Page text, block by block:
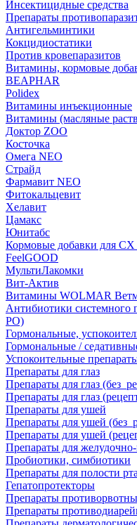
Инсектицидные средства
Препараты
Антигельминтики
Кокцидиостатики
Против кровепаразитов
Витамины, кормовые
BEAPHAR
Polidex
Витамины инъекционные
Витамины (масляные
Доктор ZOO
Косточка
Омега NEO
Страйд
Фармавит NEO
Фитокальцевит
Хелавит
Цамакс
Юнитабс
Кормовые добавки для
FeelGOOD
МультиЛакомки
Вит-Актив
Витамины WOLMAR
Антибиотики системного
РО)
Гормональные,
Гормональные /
Успокоительные
Препараты для глаз
Препараты для глаз
Препараты для глаз
Препараты для ушей
Препараты для ушей
Препараты для ушей
Препараты для
Пробиотики, симбиотики
Препараты для полости рта
Гепатопротекторы
Препараты
Препараты